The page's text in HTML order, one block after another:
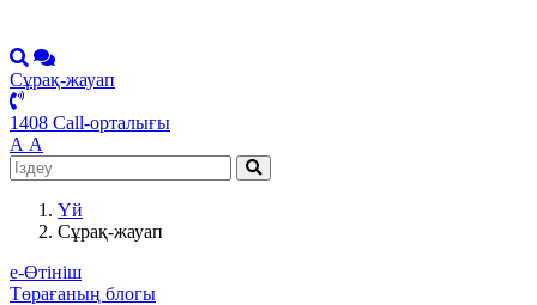
Сұрақ-жауап
1408 Call-орталығы
А А
Үй
Сұрақ-жауап
е-Өтініш
Төрағаның блогы